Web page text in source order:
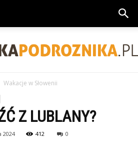
FabrykaPodroznika.pl
Wakacje w Słowenii
Z LUBLANY?
2024 412 0